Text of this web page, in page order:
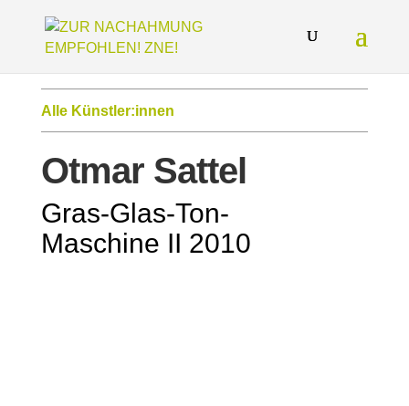
Alle Künstler:innen
Otmar Sattel
Gras-Glas-Ton-
Maschine II 2010